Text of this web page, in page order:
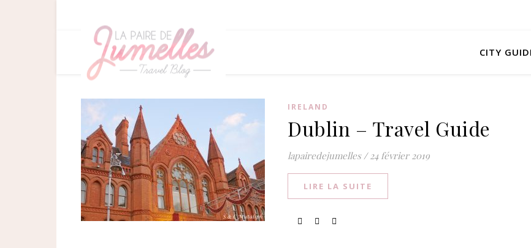
CITY
IRELAND
Dublin – Travel Guide
lapairedejumelles / 24 février 2019
LIRE LA SUITE